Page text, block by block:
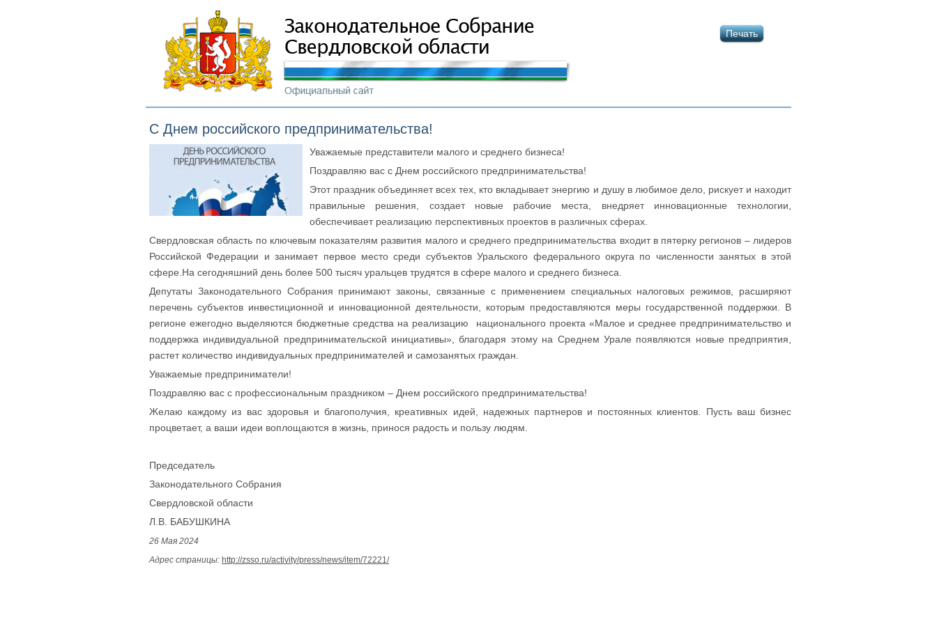
Печать
С Днем российского предпринимательства!
Уважаемые представители малого и среднего бизнеса!
Поздравляю вас с Днем российского предпринимательства!
Этот праздник объединяет всех тех, кто вкладывает энергию и душу в любимое дело, рискует и находит
правильные решения, создает новые рабочие места, внедряет инновационные технологии,
обеспечивает реализацию перспективных проектов в различных сферах.
Свердловская область по ключевым показателям развития малого и среднего предпринимательства входит в пятерку регионов – лидеров
Российской Федерации и занимает первое место среди субъектов Уральского федерального округа по численности занятых в этой
сфере.На сегодняшний день более 500 тысяч уральцев трудятся в сфере малого и среднего бизнеса.
Депутаты Законодательного Собрания принимают законы, связанные с применением специальных налоговых режимов, расширяют
перечень субъектов инвестиционной и инновационной деятельности, которым предоставляются меры государственной поддержки. В
регионе ежегодно выделяются бюджетные средства на реализацию национального проекта «Малое и среднее предпринимательство и
поддержка индивидуальной предпринимательской инициативы», благодаря этому на Среднем Урале появляются новые предприятия,
растет количество индивидуальных предпринимателей и самозанятых граждан.
Уважаемые предприниматели!
Поздравляю вас с профессиональным праздником – Днем российского предпринимательства!
Желаю каждому из вас здоровья и благополучия, креативных идей, надежных партнеров и постоянных клиентов. Пусть ваш бизнес
процветает, а ваши идеи воплощаются в жизнь, принося радость и пользу людям.
Председатель
Законодательного Собрания
Свердловской области
Л.В. БАБУШКИНА
26 Мая 2024
Адрес страницы: http://zsso.ru/activity/press/news/item/72221/